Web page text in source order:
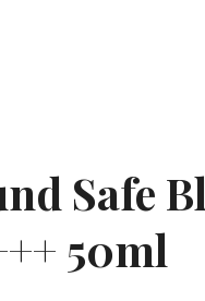
Safe
50ml